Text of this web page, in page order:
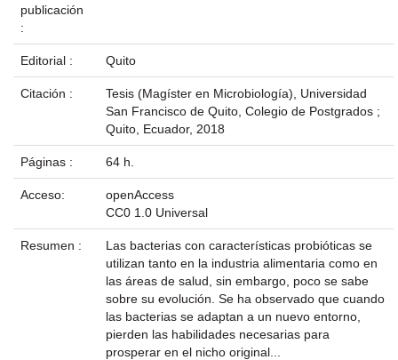
publicación
:
Editorial : Quito
Citación :
Tesis (Magíster en Microbiología), Universidad
San Francisco de Quito, Colegio de Postgrados ;
Quito, Ecuador, 2018
Páginas : 64 h.
Acceso:
openAccess
CC0 1.0 Universal
Resumen :
Las bacterias con características probióticas se
utilizan tanto en la industria alimentaria como en
las áreas de salud, sin embargo, poco se sabe
sobre su evolución. Se ha observado que cuando
las bacterias se adaptan a un nuevo entorno,
pierden las habilidades necesarias para
prosperar en el nicho original...